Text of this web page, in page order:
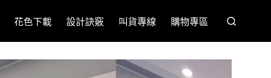
花色下載 設計訣竅 叫貨專線 購物專區